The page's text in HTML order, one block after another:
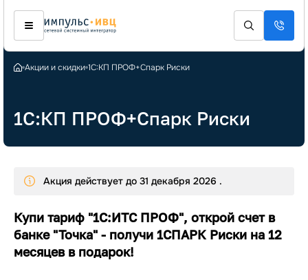
Акции и скидки 1С:КП ПРОФ+Спарк Риски
1С:КП ПРОФ+Спарк Риски
Акция действует до 31 декабря 2026 .
Купи тариф "1С:ИТС ПРОФ", открой счет в
банке "Точка" - получи 1СПАРК Риски на 12
месяцев в подарок!